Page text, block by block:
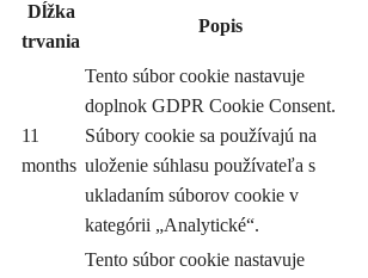
Dĺžka
trvania
Popis
11
months
Tento súbor cookie nastavuje
doplnok GDPR Cookie Consent.
Súbory cookie sa používajú na
uloženie súhlasu používateľa s
ukladaním súborov cookie v
kategórii „Analytické“.
Tento súbor cookie nastavuje